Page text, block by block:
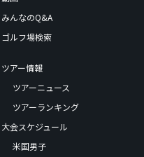
みんなのQ&A
ゴルフ場検索
ツアー情報
ツアーニュース
ツアーランキング
大会スケジュール
米国男子